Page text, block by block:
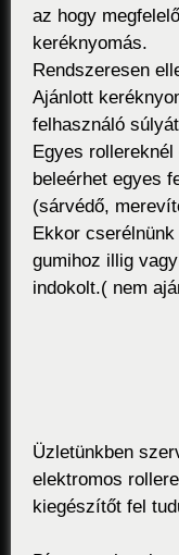
az hogy
keréknyomás.
Rendszeresen
Ajánlott
felhasználó
Egyes
beleérhet egyes
(sárvédő,
Ekkor
gumihoz illig
indokolt.( nem
Üzletünkben
elektromos
kiegészítőt fel